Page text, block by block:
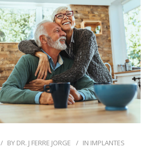
BY DR. J FERRE JORGE IN IMPLANTES